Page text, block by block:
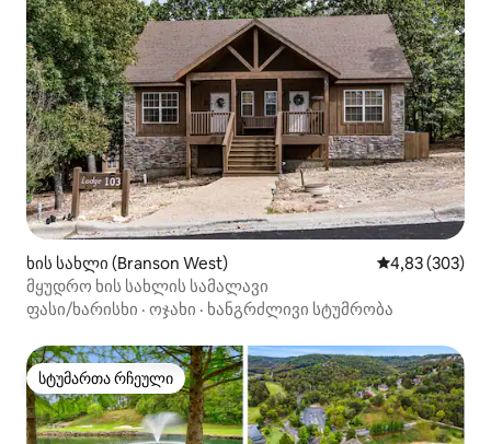
ხის სახლი (Branson West) საშუალო
4,83 (303)
მყუდრო ხის სახლის სამალავი
ფასი/ხარისხი · ოჯახი · ხანგრძლივი სტუმრობა
სტუმართა რჩეული
სტუმართა რჩეული